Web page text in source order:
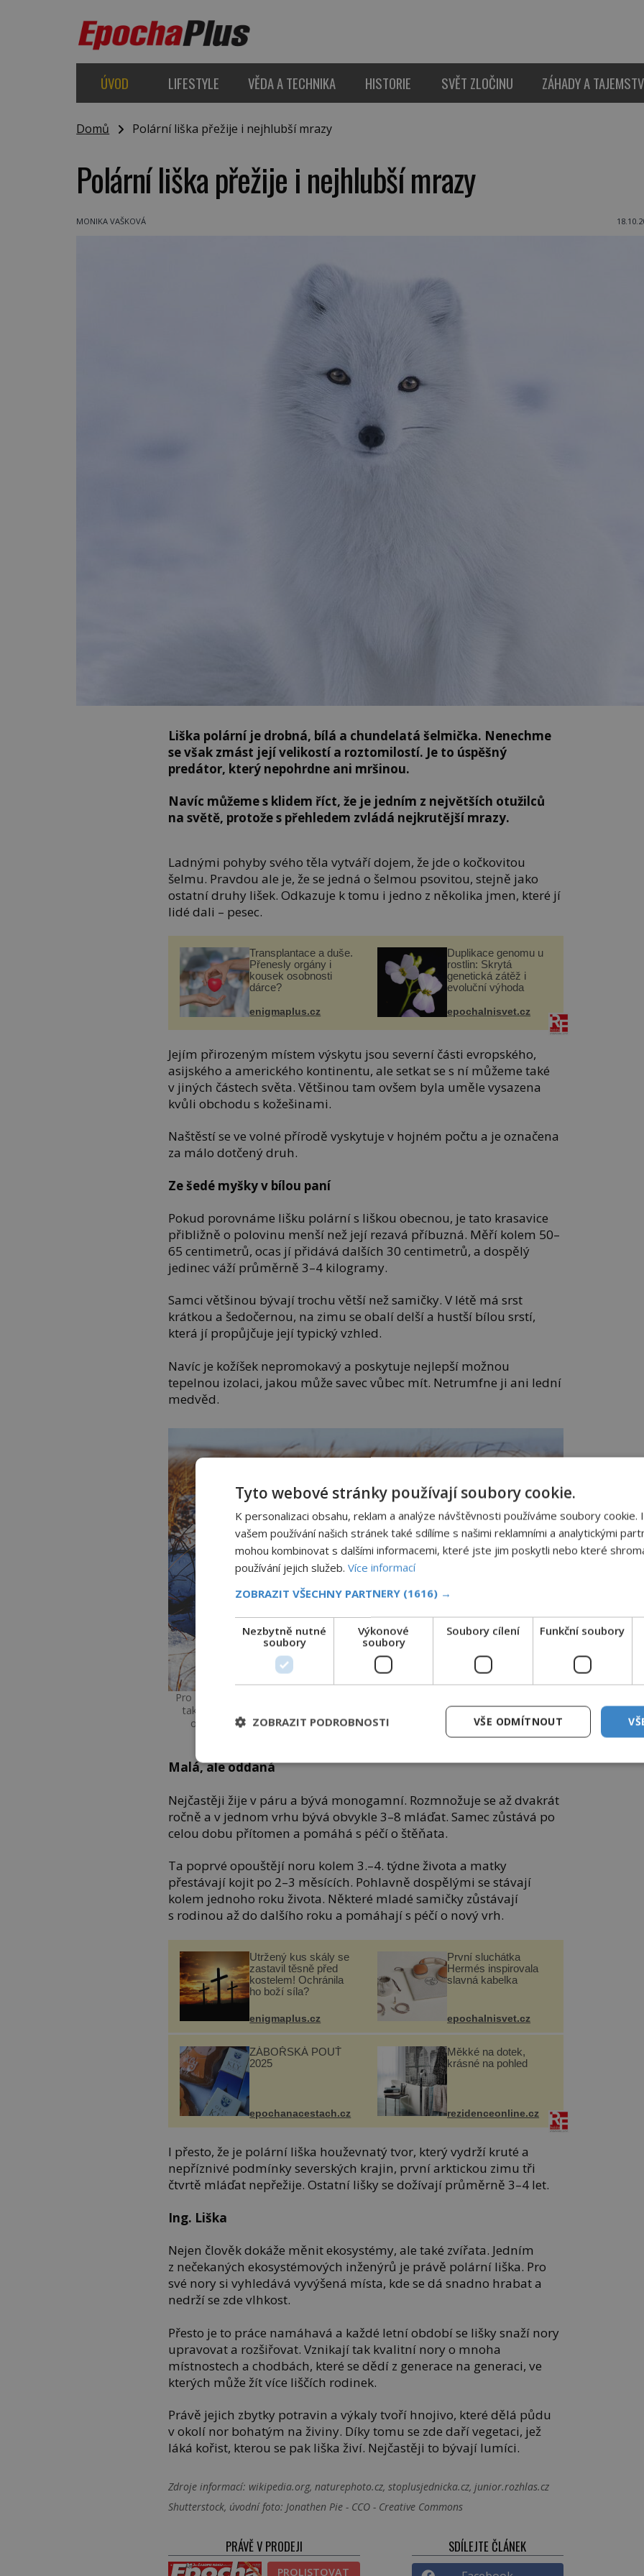
ÚVOD LIFESTYLE VĚDA A TECHNIKA HISTORIE SVĚT ZLOČINU ZÁHADY A
Domů Polární liška přežije i nejhlubší mrazy
Polární liška přežije i nejhlubší mrazy
MONIKA VAŠKOVÁ
Liška polární je drobná, bílá a chundelatá šelmička. Nenechme
se však zmást její velikostí a roztomilostí. Je to úspěšný
predátor, který nepohrdne ani mršinou.
Navíc můžeme s klidem říct, že je jedním z největších otužilců
na světě, protože s přehledem zvládá nejkrutější mrazy.
Ladnými pohyby svého těla vytváří dojem, že jde o kočkovitou
šelmu. Pravdou ale je, že se jedná o šelmou psovitou, stejně jako
ostatní druhy lišek. Odkazuje k tomu i jedno z několika jmen, které jí
lidé dali – pesec.
Transplantace a duše.
Přenesly orgány i
kousek osobnosti
dárce?
enigmaplus.cz
Duplikace genomu u
rostlin: Skrytá
genetická zátěž i
evoluční výhoda
epochalnisvet.cz
Jejím přirozeným místem výskytu jsou severní části evropského,
asijského a amerického kontinentu, ale setkat se s ní můžeme také
v jiných částech světa. Většinou tam ovšem byla uměle vysazena
kvůli obchodu s kožešinami.
Naštěstí se ve volné přírodě vyskytuje v hojném počtu a je označena
za málo dotčený druh.
Ze šedé myšky v bílou paní
Pokud porovnáme lišku polární s liškou obecnou, je tato krasavice
přibližně o polovinu menší než její rezavá příbuzná. Měří kolem 50–
65 centimetrů, ocas jí přidává dalších 30 centimetrů, a dospělý
jedinec váží průměrně 3–4 kilogramy.
Samci většinou bývají trochu větší než samičky. V létě má srst
krátkou a šedočernou, na zimu se obalí delší a hustší bílou srstí,
která jí propůjčuje její typický vzhled.
Navíc je kožíšek nepromokavý a poskytuje nejlepší možnou
tepelnou izolaci, jakou může savec vůbec mít. Netrumfne ji ani lední
medvěd.
Pro zimní období je polární liška vybavena naprosto dokonale. Má výborný sluch,
takže dokáže vypátrat lumíky i pod silnou vrstvou sněhu. Pak vyskočí vysokým
obloukem do vzduchu a přesným zacílením prolomí ledovou krustu. Kořist
Malá, ale oddaná
Nejčastěji žije v páru a bývá monogamní. Rozmnožuje se až dvakrát
ročně a v jednom vrhu bývá obvykle 3–8 mláďat. Samec zůstává po
celou dobu přítomen a pomáhá s péčí o štěňata.
Ta poprvé opouštějí noru kolem 3.–4. týdne života a matky
přestávají kojit po 2–3 měsících. Pohlavně dospělými se stávají
kolem jednoho roku života. Některé mladé samičky zůstávají
s rodinou až do dalšího roku a pomáhají s péčí o nový vrh.
Utržený kus skály se
zastavil těsně před
kostelem! Ochránila
ho boží síla?
enigmaplus.cz
První sluchátka
Hermés inspirovala
slavná kabelka
epochalnisvet.cz
ZÁBOŘSKÁ POUŤ
2025
epochanacestach.cz
Měkké na dotek,
krásné na pohled
rezidenceonline.cz
I přesto, že je polární liška houževnatý tvor, který vydrží kruté a
nepříznivé podmínky severských krajin, první arktickou zimu tři
čtvrtě mláďat nepřežije. Ostatní lišky se dožívají průměrně 3–4 let.
Ing. Liška
Nejen člověk dokáže měnit ekosystémy, ale také zvířata. Jedním
z nečekaných ekosystémových inženýrů je právě polární liška. Pro
své nory si vyhledává vyvýšená místa, kde se dá snadno hrabat a
nedrží se zde vlhkost.
Přesto je to práce namáhavá a každé letní období se lišky snaží nory
upravovat a rozšiřovat. Vznikají tak kvalitní nory o mnoha
místnostech a chodbách, které se dědí z generace na generaci, ve
kterých může žít více liščích rodinek.
Právě jejich zbytky potravin a výkaly tvoří hnojivo, které dělá půdu
v okolí nor bohatým na živiny. Díky tomu se zde daří vegetaci, jež
láká kořist, kterou se pak liška živí. Nejčastěji to bývají lumíci.
Zdroje informací: wikipedia.org, naturephoto.cz, stoplusjednicka.cz, junior.rozhlas.cz
Shutterstock, úvodní foto: Jonathen Pie - CCO - Creative Commons
PRÁVĚ V PRODEJI
PROLISTOVAT
SDÍLEJTE ČLÁNEK
Tyto webové stránky používají soubory cookie.
K personalizaci obsahu, reklam a analýze návštěvnosti používáme soubory cookie.
vašem používání našich stránek také sdílíme s našimi reklamními a analytickými
mohou kombinovat s dalšími informacemi, které jste jim poskytli nebo které
používání jejich služeb. Více informací
ZOBRAZIT VŠECHNY PARTNERY (1616) →
Nezbytně nutné
soubory
Výkonové
soubory
Soubory cílení Funkční soubory
VŠE ODMÍTNOUT
ZOBRAZIT PODROBNOSTI